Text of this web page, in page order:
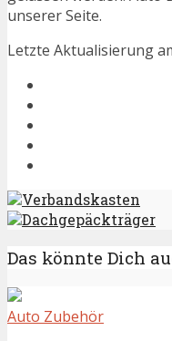
unserer Seite.
Letzte Aktualisierung
Verbandskasten
Dachgepäckträger
Das könnte Dich
Auto Zubehör